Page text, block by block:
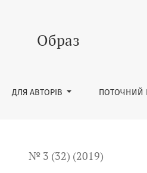
аудиторія,
Образ
ДЛЯ АВТОРІВ ПОТОЧНИЙ
№ 3 (32) (2019)